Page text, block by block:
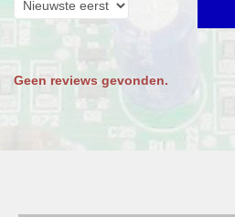
Geen reviews gevonden.